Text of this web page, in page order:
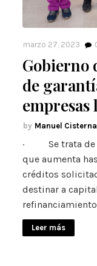
marzo 27, 2023
Gobierno
de
Manuel
· Se trata de
que aumenta
créditos
destinar a
Leer más